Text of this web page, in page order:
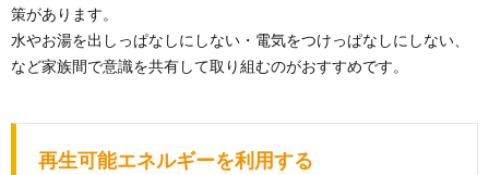
策があります。
水やお湯を出しっぱなしにしない・電気をつけっぱなしにしない、
など家族間で意識を共有して取り組むのがおすすめです。
再生可能エネルギーを利用する